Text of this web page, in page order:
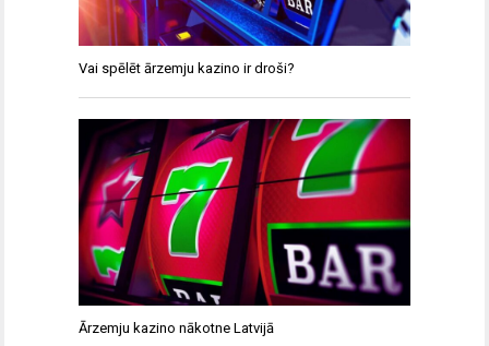
Vai spēlēt ārzemju kazino ir droši?
Ārzemju kazino nākotne Latvijā